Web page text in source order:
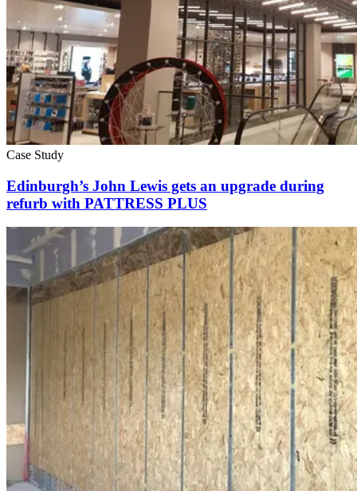
Case Study
Edinburgh’s John Lewis gets an upgrade during
refurb with PATTRESS PLUS